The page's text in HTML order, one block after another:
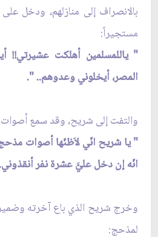
بالانصراف إلى منازلهم، ودخل
مستجيراً:
" ياللمسلمين أهلكت عشيرتي!!
المصر، أيخلوني وعدوهم.. ".
والتفت إلى شريح، وقد سمع أصوات
" يا شريح انّي لاَظنّها أصوات
انّه إن دخل عليَّ عشرة نفر
وخرج شريح الذي باع آخرته
لمذحج: